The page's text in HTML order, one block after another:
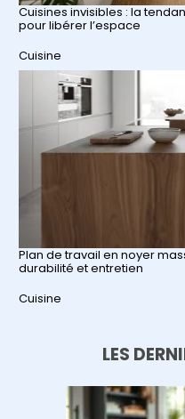
Cuisines invisibles : la
pour libérer l’espace
Par rapport à
Cuisine
Plan de travail en noyer
durabilité et entretien
Par rapport à
Cuisine
LES